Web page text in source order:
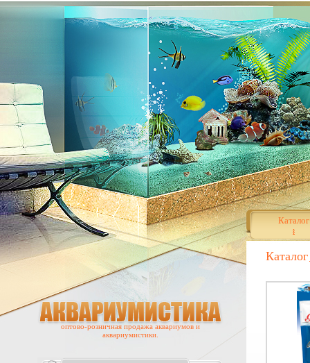
Каталог
Каталог
оптово-розничная продажа аквариумов и
аквариумистики.